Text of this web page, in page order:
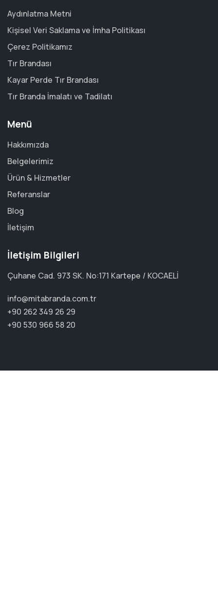
Aydınlatma Metni
Kişisel Veri Saklama ve İmha Politikası
Çerez Politikamız
Tır Brandası
Kayar Perde Tır Brandası
Tır Branda İmalatı ve Tadilatı
Menü
Hakkımızda
Belgelerimiz
Ürün & Hizmetler
Referanslar
Blog
İletişim
İletişim Bilgileri
Çuhane Cad. 973 SK. No:171 Kartepe / KOCAELİ
info@mitabranda.com.tr
+90 262 349 26 29
+90 530 966 58 20